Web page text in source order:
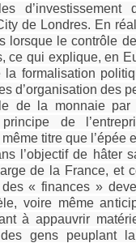
de Londres. En
lorsque le contrôle
ce qui explique, en
formalisation
d’organisation des
de la monnaie
de
même titre que
l’objectif de hâter
de la France, et
« finances »
voire même
à appauvrir
gens peuplant